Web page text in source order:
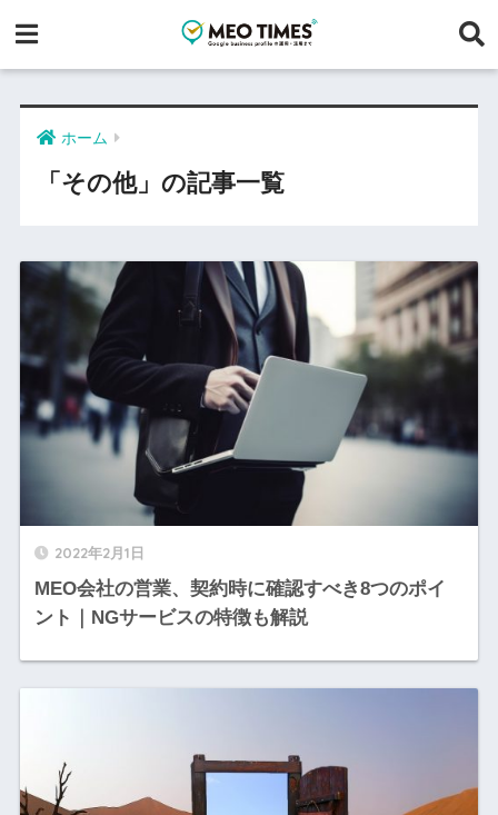
ホーム
「その他」の記事一覧
2022年2月1日
MEO会社の営業、契約時に確認すべき8つのポイ
ント｜NGサービスの特徴も解説